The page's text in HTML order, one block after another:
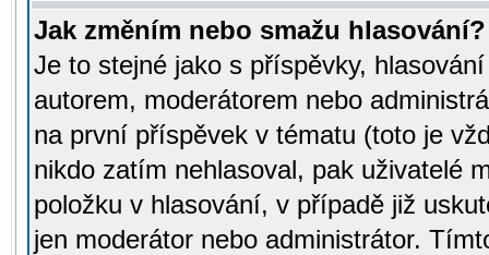
Jak změním nebo smažu hlasování?
Je to stejné jako s příspěvky,
autorem, moderátorem nebo
na první příspěvek v tématu (toto je
nikdo zatím nehlasoval, pak uživatelé
položku v hlasování, v případě již
jen moderátor nebo administrátor.